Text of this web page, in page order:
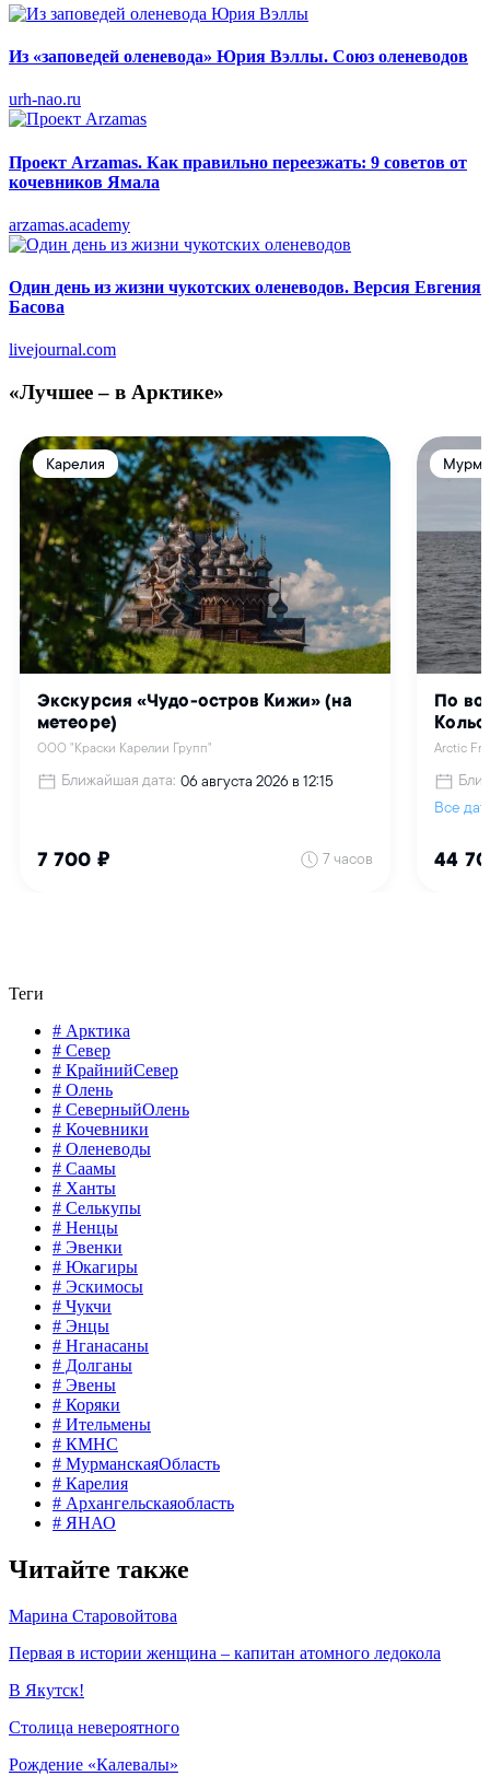
Из «заповедей оленевода» Юрия Вэллы. Союз оленеводов
urh-nao.ru
Проект Arzamas. Как правильно переезжать: 9 советов от
кочевников Ямала
arzamas.academy
Один день из жизни чукотских оленеводов. Версия Евгения
Басова
livejournal.com
«Лучшее – в Арктике»
Теги
# Арктика
# Север
# КрайнийСевер
# Олень
# СеверныйОлень
# Кочевники
# Оленеводы
# Саамы
# Ханты
# Селькупы
# Ненцы
# Эвенки
# Юкагиры
# Эскимосы
# Чукчи
# Энцы
# Нганасаны
# Долганы
# Эвены
# Коряки
# Ительмены
# КМНС
# МурманскаяОбласть
# Карелия
# Архангельскаяобласть
# ЯНАО
Читайте также
Марина Старовойтова
Первая в истории женщина – капитан атомного ледокола
В Якутск!
Столица невероятного
Рождение «Калевалы»